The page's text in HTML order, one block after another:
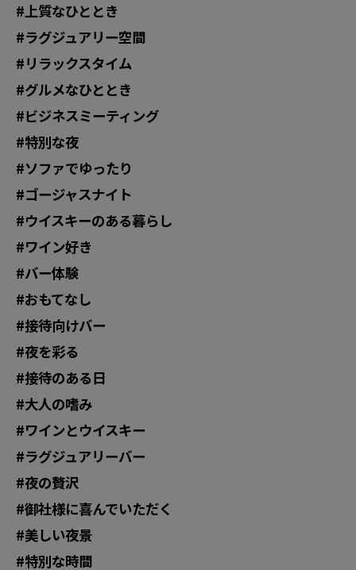
#上質なひととき
#ラグジュアリー空間
#リラックスタイム
#グルメなひととき
#ビジネスミーティング
#特別な夜
#ソファでゆったり
#ゴージャスナイト
#ウイスキーのある暮らし
#ワイン好き
#バー体験
#おもてなし
#接待向けバー
#夜を彩る
#接待のある日
#大人の嗜み
#ワインとウイスキー
#ラグジュアリーバー
#夜の贅沢
#御社様に喜んでいただく
#美しい夜景
#特別な時間